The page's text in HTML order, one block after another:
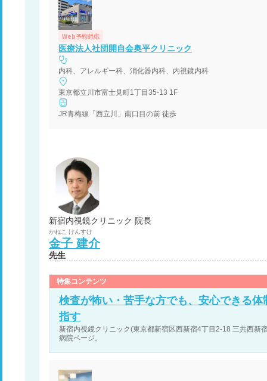
Web予約対応
医療法人社団開自会奥平クリニック
内科、アレルギー科、消化器内科、内視鏡内科
東京都立川市富士見町1丁目35-13 1F
JR青梅線「西立川」南口目の前 徒歩
新宿内視鏡クリニック 院長
かねこ けんすけ
金子 建介
先生
特集コンテンツ
検査が怖い・苦手な方でも、安心できる
指す
新宿内視鏡クリニック(東京都新宿区西新宿4丁目2-18 三共西新
病院ページ。